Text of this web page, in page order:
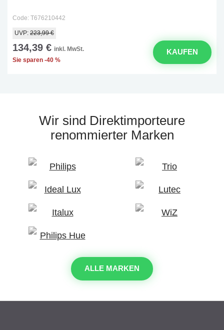
Code: T676210442
UVP: 223,99 €
134,39 € inkl. MwSt.
Sie sparen -40 %
KAUFEN
Wir sind Direktimporteure
renommierter Marken
ALLE MARKEN